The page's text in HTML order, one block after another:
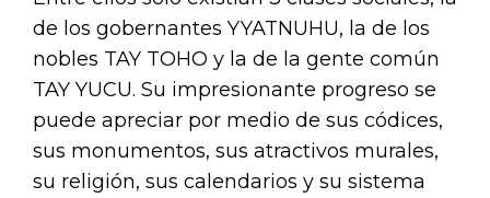
de los gobernantes YYATNUHU, la de los
nobles TAY TOHO y la de la gente común
TAY YUCU. Su impresionante progreso se
puede apreciar por medio de sus códices,
sus monumentos, sus atractivos murales,
su religión, sus calendarios y su sistema